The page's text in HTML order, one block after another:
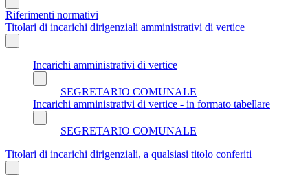
Riferimenti normativi
Titolari di incarichi dirigenziali amministrativi di vertice
Incarichi amministrativi di vertice
SEGRETARIO COMUNALE
Incarichi amministrativi di vertice - in formato tabellare
SEGRETARIO COMUNALE
Titolari di incarichi dirigenziali, a qualsiasi titolo conferiti